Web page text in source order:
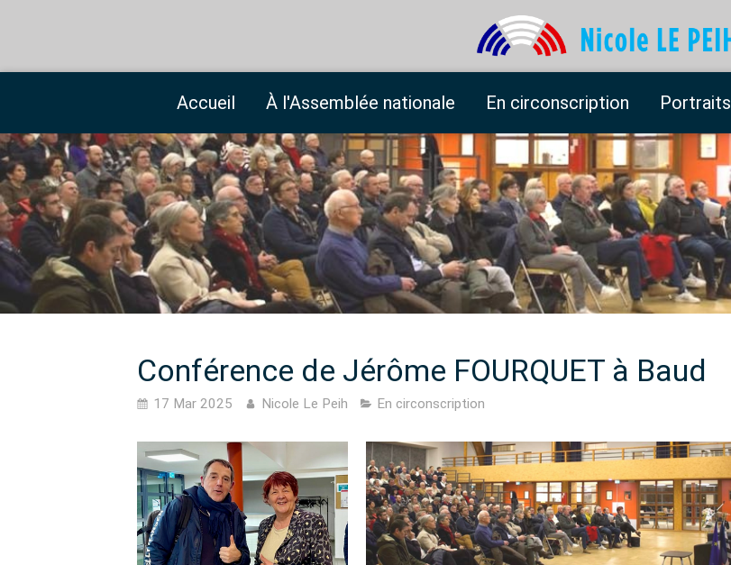
Accueil À l'Assemblée nationale En circonscription Portraits
Conférence de Jérôme FOURQUET à Baud
17 Mar 2025 Nicole Le Peih En circonscription